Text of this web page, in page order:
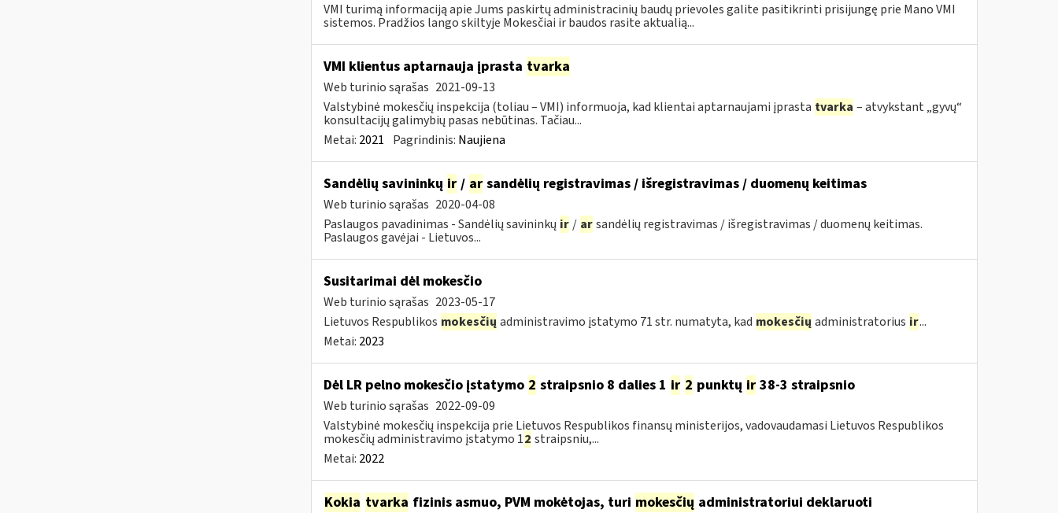
VMI turimą informaciją apie Jums paskirtų administracinių baudų prievoles galite pasitikrinti prisijungę prie Mano VMI
sistemos. Pradžios lango skiltyje Mokesčiai ir baudos rasite aktualią...
VMI klientus aptarnauja įprasta tvarka
Web turinio sąrašas 2021-09-13
Valstybinė mokesčių inspekcija (toliau – VMI) informuoja, kad klientai aptarnaujami įprasta tvarka – atvykstant „gyvų“
konsultacijų galimybių pasas nebūtinas. Tačiau...
Metai: 2021 Pagrindinis: Naujiena
Sandėlių savininkų ir/ arsandėlių registravimas / išregistravimas / duomenų keitimas
Web turinio sąrašas 2020-04-08
Paslaugos pavadinimas - Sandėlių savininkų ir / ar sandėlių registravimas / išregistravimas / duomenų keitimas.
Paslaugos gavėjai - Lietuvos...
Susitarimai dėl mokesčio
Web turinio sąrašas 2023-05-17
Lietuvos Respublikos mokesčių administravimo įstatymo 71 str. numatyta, kad mokesčių administratorius ir...
Metai: 2023
Dėl LR pelno mokesčio įstatymo 2 straipsnio 8 dalies 1 ir 2 punktų ir38-3 straipsnio
Web turinio sąrašas 2022-09-09
Valstybinė mokesčių inspekcija prie Lietuvos Respublikos finansų ministerijos, vadovaudamasi Lietuvos Respublikos
mokesčių administravimo įstatymo 12 straipsniu,...
Metai: 2022
Kokia tvarka fizinis asmuo, PVM mokėtojas, turi mokesčių administratoriui deklaruoti